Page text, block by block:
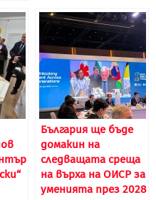
България ще бъде
домакин на
следващата среща
на върха на ОИСР за
уменията през 2028